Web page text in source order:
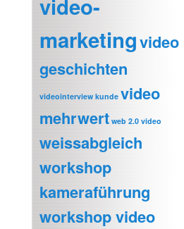
video-
marketingvideo
geschichten
videointerview kunde video
mehrwert web 2.0 video
weissabgleich
workshop
kameraführung
workshop video